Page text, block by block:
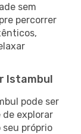
sem
percorrer
Istambul
pode ser
de explorar
seu próprio